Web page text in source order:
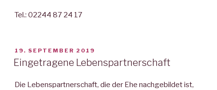
Tel.: 02244 87 24 17
VERÖFFENTLICHT
AM
19. SEPTEMBER 2019
Eingetragene Lebenspartnerschaft
Die Lebenspartnerschaft, die der Ehe nachgebildet ist,